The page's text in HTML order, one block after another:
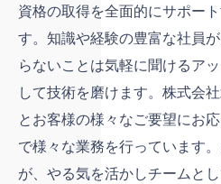
資格の取得を全面的にサポー
す。知識や経験の豊富な社員
らないことは気軽に聞けるア
して技術を磨けます。株式会
とお客様の様々なご要望にお
で様々な業務を行っています
が、やる気を活かしチームと